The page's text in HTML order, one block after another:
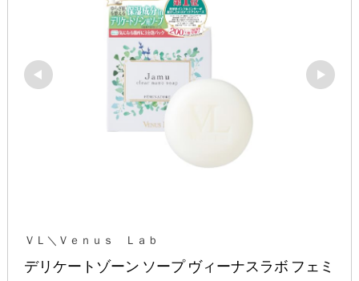
ＶＬ＼Ｖｅｎｕｓ Ｌａｂ
デリケートゾーン ソープ ヴィーナスラボ フェミ